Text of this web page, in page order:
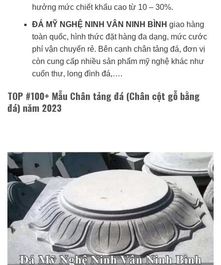
hưởng mức chiết khấu cao từ 10 – 30%.
ĐÁ MỸ NGHỆ NINH VÂN NINH BÌNH giao hàng
toàn quốc, hình thức đặt hàng đa dạng, mức cước
phí vận chuyển rẻ. Bên cạnh chân tảng đá, đơn vị
còn cung cấp nhiều sản phẩm mỹ nghệ khác như
cuốn thư, long đình đá,….
TOP #100+ Mẫu Chân tảng đá (Chân cột gỗ bằng
đá) năm 2023